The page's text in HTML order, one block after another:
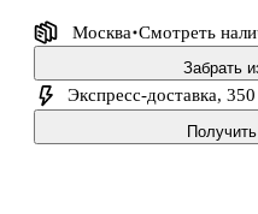
Москва Смотреть
Забрать
Экспресс-доставка,